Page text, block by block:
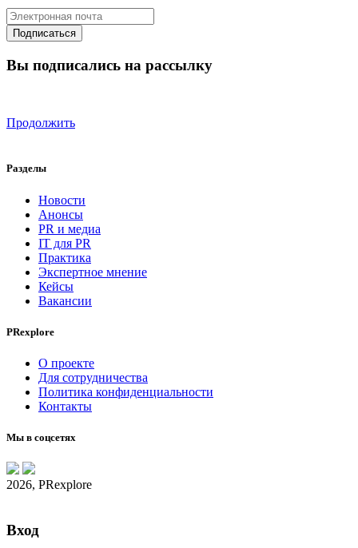
Вы подписались на рассылку
Продолжить
Разделы
Новости
Анонсы
PR и медиа
IT для PR
Практика
Экспертное мнение
Кейсы
Вакансии
PRexplore
О проекте
Для сотрудничества
Политика конфиденциальности
Контакты
Мы в соцсетях
2026, PRexplore
Вход